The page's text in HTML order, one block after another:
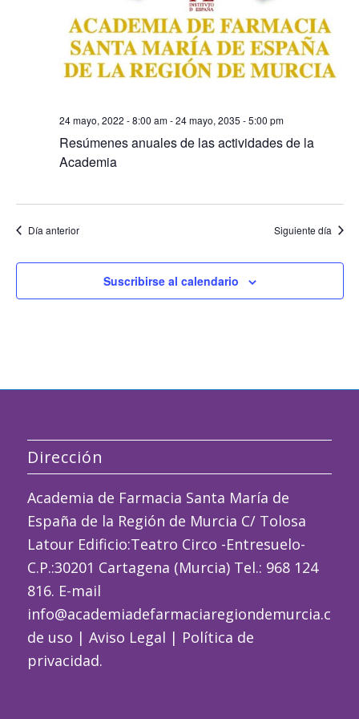
24 mayo, 2022 - 8:00 am-24 mayo, 2035 - 5:00 pm
Resúmenes anuales de las actividades de la
Academia
Día anterior Siguiente día
Suscribirse al calendario
Dirección
Academia de Farmacia Santa María de
España de la Región de Murcia C/ Tolosa
Latour Edificio:Teatro Circo -Entresuelo-
C.P.:30201 Cartagena (Murcia) Tel.: 968 124
816. E-mail
de uso | Aviso Legal | Política de
privacidad.